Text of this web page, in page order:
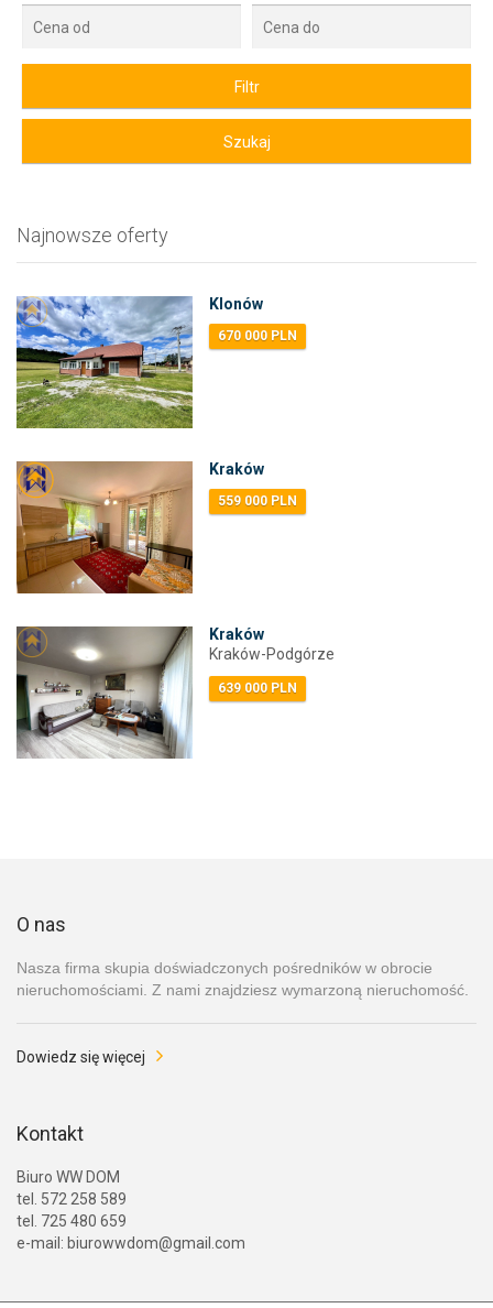
Najnowsze oferty
Klonów
670 000 PLN
Kraków
559 000 PLN
Kraków
Kraków-Podgórze
639 000 PLN
O nas
Nasza firma skupia doświadczonych pośredników w obrocie
nieruchomościami. Z nami znajdziesz wymarzoną nieruchomość.
Dowiedz się więcej
Kontakt
Biuro WW DOM
tel. 572 258 589
tel. 725 480 659
e-mail: biurowwdom@gmail.com